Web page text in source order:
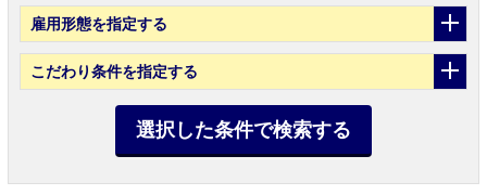
雇用形態を指定する
こだわり条件を指定する
選択した条件で検索する